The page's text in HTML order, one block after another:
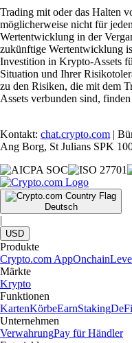
Trading mit oder das Halten
möglicherweise nicht für
Wertentwicklung in der
zukünftige Wertentwicklung
Investition in Krypto-Assets
Situation und Ihrer
zu den Risiken, die mit dem
Assets verbunden sind,
Kontakt: chat.crypto.com |
Ang Borg, St Julians SPK
Deutsch
|
USD
Produkte
Crypto.com AppOnchain
Märkte
Krypto
Funktionen
KartenKörbeEarnStaking
Unternehmen
VerwahrungPay für Händler